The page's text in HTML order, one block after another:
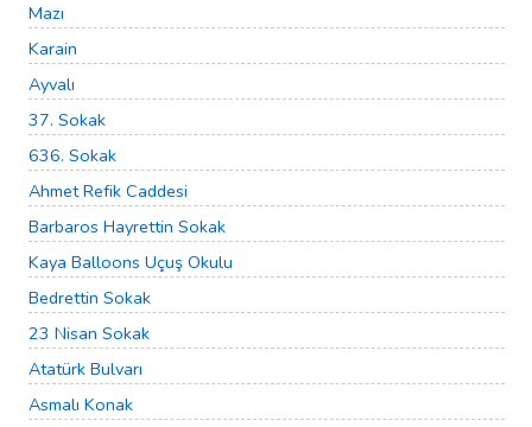
Mazı
Karain
Ayvalı
37. Sokak
636. Sokak
Ahmet Refik Caddesi
Barbaros Hayrettin Sokak
Kaya Balloons Uçuş Okulu
Bedrettin Sokak
23 Nisan Sokak
Atatürk Bulvarı
Asmalı Konak